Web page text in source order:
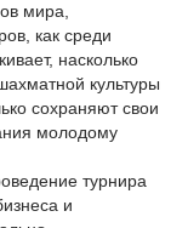
мира,
как среди
насколько
культуры
сохраняют свои
молодому
турнира
и